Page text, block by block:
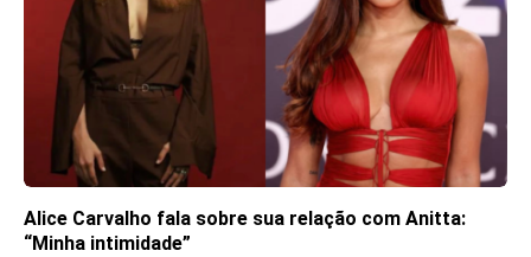
Alice Carvalho fala sobre sua relação com Anitta:
“Minha intimidade”